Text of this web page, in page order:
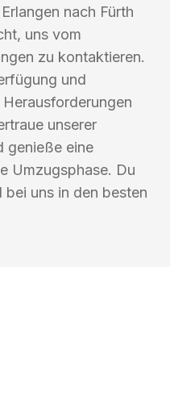
nach Fürth
uns vom
zu kontaktieren.
und
unserer
genieße eine
Umzugsphase. Du
uns in den besten